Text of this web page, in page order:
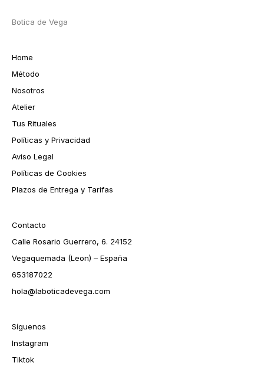
Botica de Vega
Home
Método
Nosotros
Atelier
Tus Rituales
Políticas y Privacidad
Aviso Legal
Políticas de Cookies
Plazos de Entrega y Tarifas
Contacto
Calle Rosario Guerrero, 6. 24152
Vegaquemada (Leon) – España
653187022
hola@laboticadevega.com
Síguenos
Instagram
Tiktok